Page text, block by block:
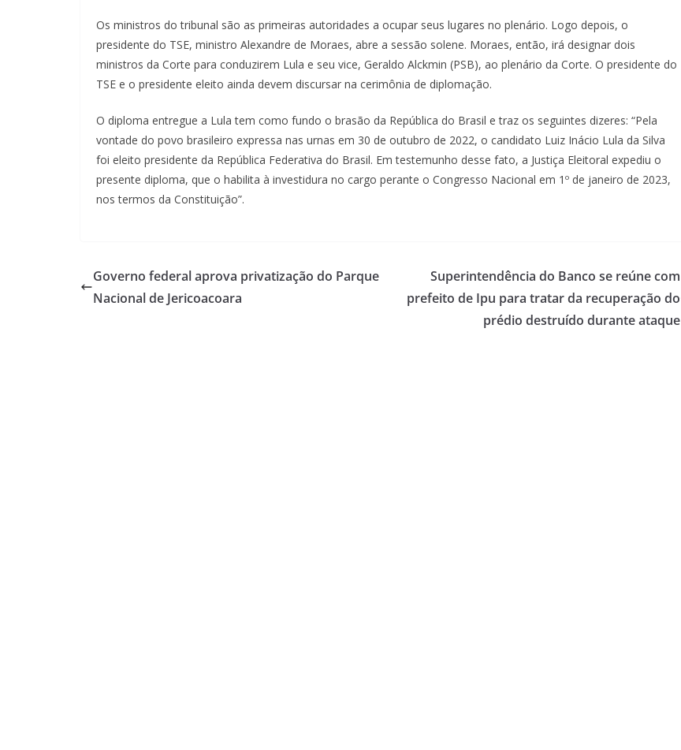
Os ministros do tribunal são as primeiras autoridades a ocupar seus lugares no plenário. Logo depois, o
presidente do TSE, ministro Alexandre de Moraes, abre a sessão solene. Moraes, então, irá designar dois
ministros da Corte para conduzirem Lula e seu vice, Geraldo Alckmin (PSB), ao plenário da Corte. O presidente do
TSE e o presidente eleito ainda devem discursar na cerimônia de diplomação.
O diploma entregue a Lula tem como fundo o brasão da República do Brasil e traz os seguintes dizeres: “Pela
vontade do povo brasileiro expressa nas urnas em 30 de outubro de 2022, o candidato Luiz Inácio Lula da Silva
foi eleito presidente da República Federativa do Brasil. Em testemunho desse fato, a Justiça Eleitoral expediu o
presente diploma, que o habilita à investidura no cargo perante o Congresso Nacional em 1º de janeiro de 2023,
nos termos da Constituição”.
Governo federal aprova privatização do Parque
Nacional de Jericoacoara
Superintendência do Banco se reúne com
prefeito de Ipu para tratar da recuperação do
prédio destruído durante ataque